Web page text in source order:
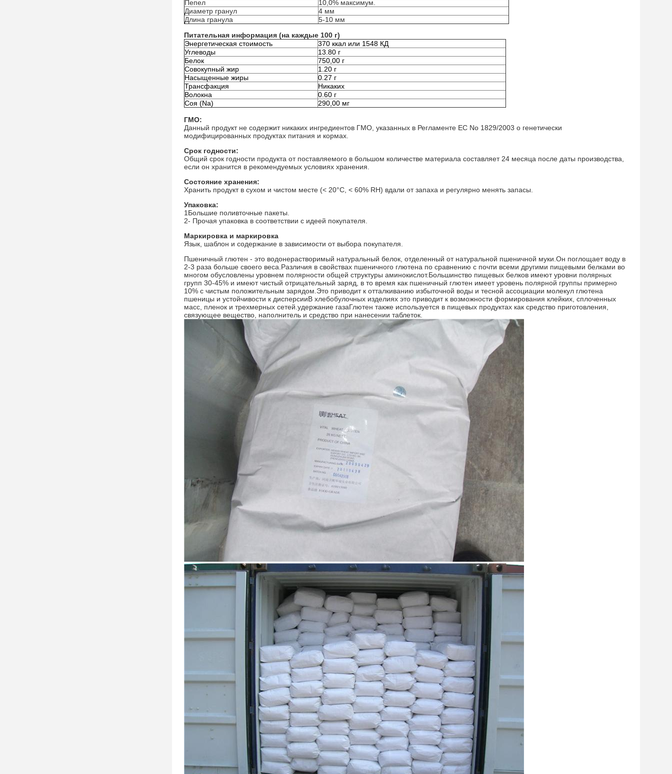
Пепел
10,0% максимум.
Диаметр гранул
4 мм
Длина гранула
5-10 мм
Питательная информация (на каждые 100 г)
Энергетическая стоимость
370 ккал или 1548 КД
Углеводы
13.80 г
Белок
750,00 г
Совокупный жир
1.20 г
Насыщенные жиры
0.27 г
Трансфакция
Никаких
Волокна
0.60 г
Соя (Na)
290,00 мг
ГМО:
Данный продукт не содержит никаких ингредиентов ГМО, указанных в Регламенте ЕС No 1829/2003 о генетически
модифицированных продуктах питания и кормах.
Срок годности:
Общий срок годности продукта от поставляемого в большом количестве материала составляет 24 месяца после даты производства,
если он хранится в рекомендуемых условиях хранения.
Состояние хранения:
Хранить продукт в сухом и чистом месте (< 20°C, < 60% RH) вдали от запаха и регулярно менять запасы.
Упаковка:
1Большие поливточные пакеты.
2- Прочая упаковка в соответствии с идеей покупателя.
Маркировка и маркировка
Язык, шаблон и содержание в зависимости от выбора покупателя.
Пшеничный глютен - это водонерастворимый натуральный белок, отделенный от натуральной пшеничной муки.Он поглощает воду в
2-3 раза больше своего веса.Различия в свойствах пшеничного глютена по сравнению с почти всеми другими пищевыми белками во
многом обусловлены уровнем полярности общей структуры аминокислот.Большинство пищевых белков имеют уровни полярных
групп 30-45% и имеют чистый отрицательный заряд, в то время как пшеничный глютен имеет уровень полярной группы примерно
10% с чистым положительным зарядом.Это приводит к отталкиванию избыточной воды и тесной ассоциации молекул глютена
пшеницы и устойчивости к дисперсииВ хлебобулочных изделиях это приводит к возможности формирования клейких, сплоченных
масс, пленок и трехмерных сетей.удержание газаГлютен также используется в пищевых продуктах как средство приготовления,
связующее вещество, наполнитель и средство при нанесении таблеток.